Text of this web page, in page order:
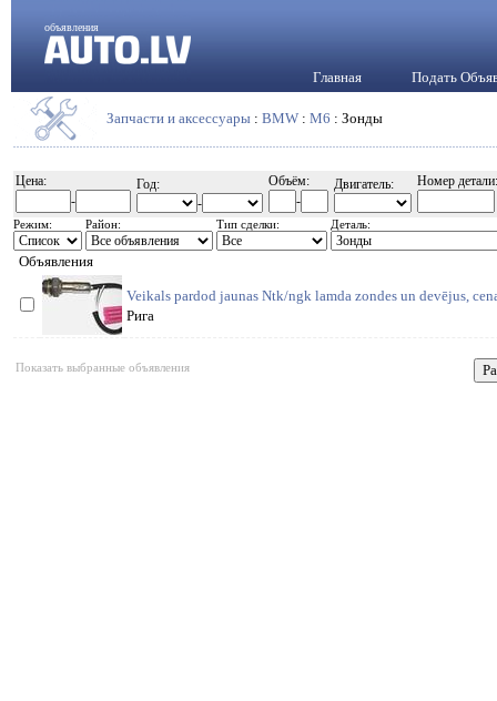
объявления
Главная Подать
Запчасти и аксессуары : BMW : M6 : Зонды
Цена:
-
Год:
-
Объём:
-
Двигатель: Номер детали:
Режим: Район: Тип сделки: Деталь:
Объявления
Veikals pardod jaunas Ntk/ngk lamda zondes un devējus,
Рига
Показать выбранные объявления